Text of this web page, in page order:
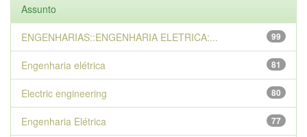
Assunto
99
ENGENHARIAS::ENGENHARIA ELETRICA:...
81
Engenharia elétrica
80
Electric engineering
77
Engenharia Elétrica